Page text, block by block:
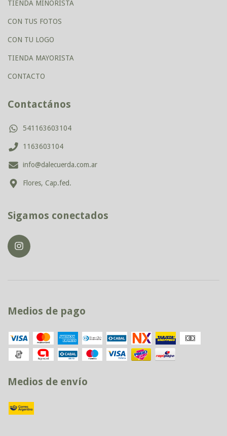
TIENDA MINORISTA
CON TUS FOTOS
CON TU LOGO
TIENDA MAYORISTA
CONTACTO
Contactános
541163603104
1163603104
info@dalecuerda.com.ar
Flores, Cap.fed.
Sigamos conectados
Medios de pago
Medios de envío